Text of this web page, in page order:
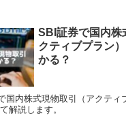
SBI証券で国内株
クティブプラン
かる？
国内株式現物取引（アクティ
解説します。